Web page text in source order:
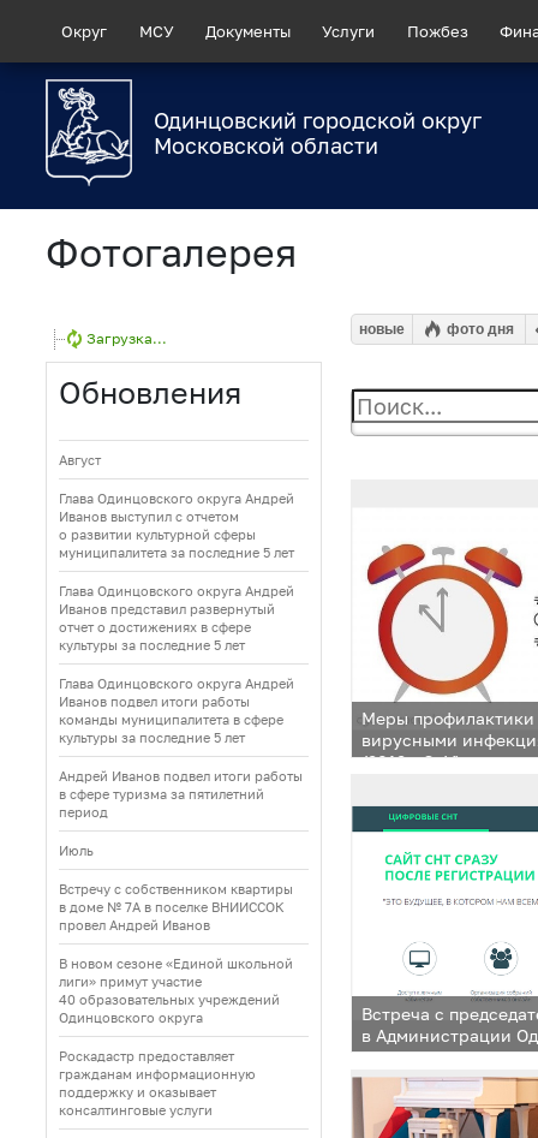
Округ МСУ Документы Услуги Пожбез
Одинцовский городской округ
Московской области
Фотогалерея
Загрузка...
Обновления
Август
Глава Одинцовского округа Андрей
Иванов выступил с отчетом
о развитии культурной сферы
муниципалитета за последние 5 лет
Глава Одинцовского округа Андрей
Иванов представил развернутый
отчет о достижениях в сфере
культуры за последние 5 лет
Глава Одинцовского округа Андрей
Иванов подвел итоги работы
команды муниципалитета в сфере
культуры за последние 5 лет
Андрей Иванов подвел итоги работы
в сфере туризма за пятилетний
период
Июль
Встречу с собственником квартиры
в доме № 7А в поселке ВНИИССОК
провел Андрей Иванов
В новом сезоне «Единой школьной
лиги» примут участие
40 образовательных учреждений
Одинцовского округа
Роскадастр предоставляет
гражданам информационную
поддержку и оказывает
консалтинговые услуги
новые фото дня
Меры профилактики
вирусными
(2019-nCoV)
Встреча с
в Администрации